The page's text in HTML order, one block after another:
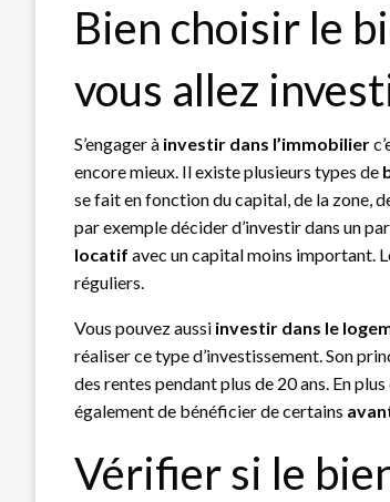
Bien choisir le
vous allez
S’engager à investir dans l’immobilier
encore mieux. Il existe plusieurs types de
se fait en fonction du capital, de la zone,
par exemple décider d’investir dans un
locatif avec un capital moins important.
réguliers.
Vous pouvez aussi investir dans le
réaliser ce type d’investissement. Son
des rentes pendant plus de 20 ans. En
également de bénéficier de certains
Vérifier si le